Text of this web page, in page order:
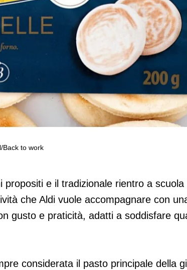
Back to work
il Back to School/Back to work
propositi e il tradizionale rientro a
che Aldi vuole accompagnare con
gusto e praticità, adatti a soddisfare
considerata il pasto principale della